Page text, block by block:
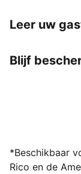
Leer uw
Blijf
Word
*Beschikbaar
Rico en de